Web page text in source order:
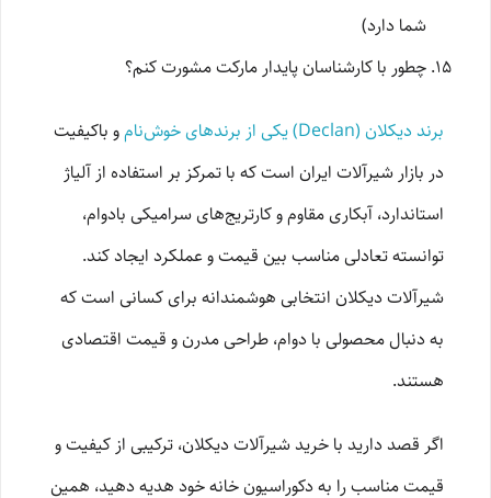
شما دارد)
چطور با کارشناسان پایدار مارکت مشورت کنم؟
برند دیکلان (Declan) یکی از برندهای خوش‌نام
و باکیفیت
در بازار شیرآلات ایران است که با تمرکز بر استفاده از آلیاژ
استاندارد، آبکاری مقاوم و کارتریج‌های سرامیکی بادوام،
توانسته تعادلی مناسب بین قیمت و عملکرد ایجاد کند.
شیرآلات دیکلان انتخابی هوشمندانه برای کسانی است که
به دنبال محصولی با دوام، طراحی مدرن و قیمت اقتصادی
هستند.
اگر قصد دارید با خرید شیرآلات دیکلان، ترکیبی از کیفیت و
قیمت مناسب را به دکوراسیون خانه خود هدیه دهید، همین